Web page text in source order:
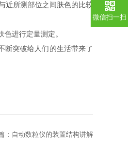
所测部位之间肤色的比较
进行定量测定。
断突破给人们的生活带来了
： 自动数粒仪的装置结构讲解
微信扫一扫